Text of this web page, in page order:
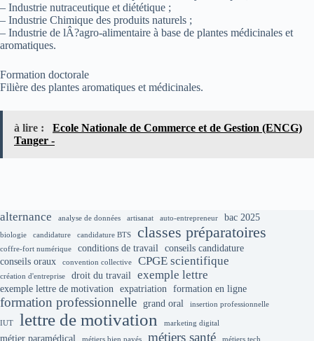
– Industrie nutraceutique et diététique ;
– Industrie Chimique des produits naturels ;
– Industrie de lÂ?agro-alimentaire à base de plantes médicinales et
aromatiques.
Formation doctorale
Filière des plantes aromatiques et médicinales.
à lire :
Ecole Nationale de Commerce et de Gestion (ENCG)
Tanger -
alternance analyse de données artisanat auto-entrepreneur bac 2025
biologie candidature candidature BTS classes préparatoires
coffre-fort numérique conditions de travail conseils candidature
conseils oraux
convention collective CPGE scientifique
création d'entreprise droit du travail exemple lettre
exemple lettre de motivation expatriation formation en ligne
formation professionnelle grand oral insertion professionnelle
IUT lettre de motivation marketing digital
métier paramédical métiers bien payés métiers santé métiers tech